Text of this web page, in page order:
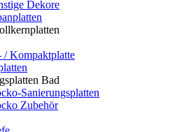
Dekore
/ Kompaktplatte
Bad
Sanierungsplatten
Zubehör